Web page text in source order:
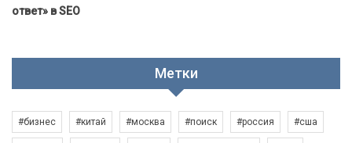
ответ» в SEO
Метки
#бизнес #китай #москва #поиск #россия #сша